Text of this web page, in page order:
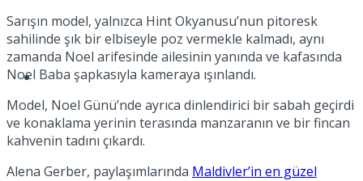
Müzik
View All Result
Sarışın model, yalnızca Hint Okyanusu’nun pitoresk
sahilinde şık bir elbiseyle poz vermekle kalmadı, aynı
zamanda Noel arifesinde ailesinin yanında ve kafasında
Noel Baba şapkasıyla kameraya ışınlandı.
Model, Noel Günü’nde ayrıca dinlendirici bir sabah geçirdi
ve konaklama yerinin terasında manzaranın ve bir fincan
kahvenin tadını çıkardı.
Alena Gerber, paylaşımlarında Maldivler’in en güzel